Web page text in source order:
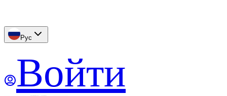
Рус
Войти